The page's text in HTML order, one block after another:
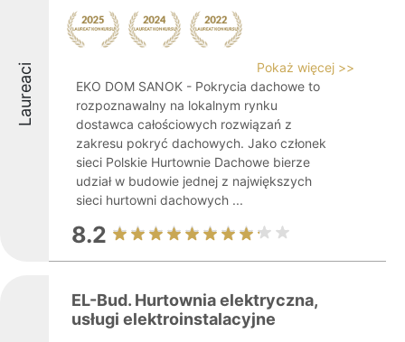
Laureaci
Pokaż więcej >>
EKO DOM SANOK - Pokrycia dachowe to
rozpoznawalny na lokalnym rynku
dostawca całościowych rozwiązań z
zakresu pokryć dachowych. Jako członek
sieci Polskie Hurtownie Dachowe bierze
udział w budowie jednej z największych
sieci hurtowni dachowych ...
8.2
EL-Bud. Hurtownia elektryczna,
usługi elektroinstalacyjne